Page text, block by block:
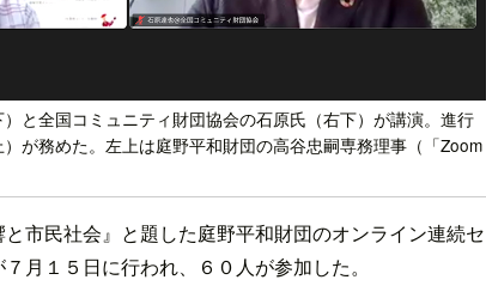
と全国コミュニティ財団協会の石原氏（右下）が講演。進行
が務めた。左上は庭野平和財団の高谷忠嗣専務理事（「Zoom
と市民社会』と題した庭野平和財団のオンライン連続セ
月１５日に行われ、６０人が参加した。